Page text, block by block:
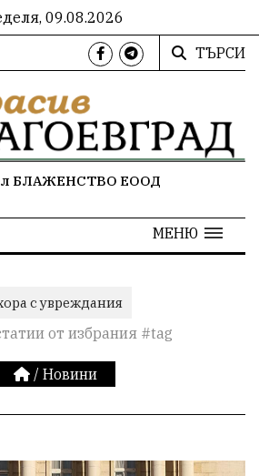
09.08.2026
ТЪРСИ
БЛАЖЕНСТВО ЕООД
МЕНЮ
с увреждания
от избрания #tag
/ Новини